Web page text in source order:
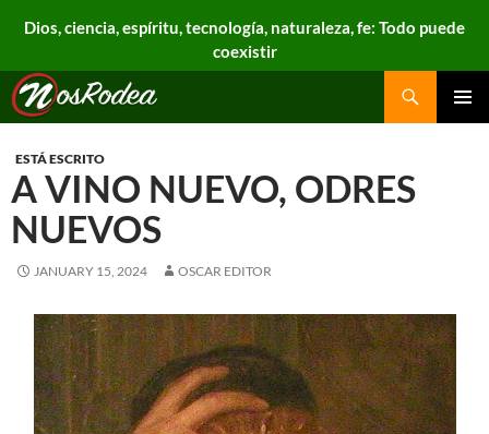
Dios, ciencia, espíritu, tecnología, naturaleza, fe: Todo puede
coexistir
Nos Rodea
Search
ESTÁ ESCRITO
A VINO NUEVO, ODRES
NUEVOS
JANUARY 15, 2024 OSCAR EDITOR